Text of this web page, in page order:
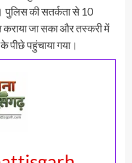
पुलिस की सतर्कता से 10
जा सका और तस्करी में
पीछे पहुंचाया गया।